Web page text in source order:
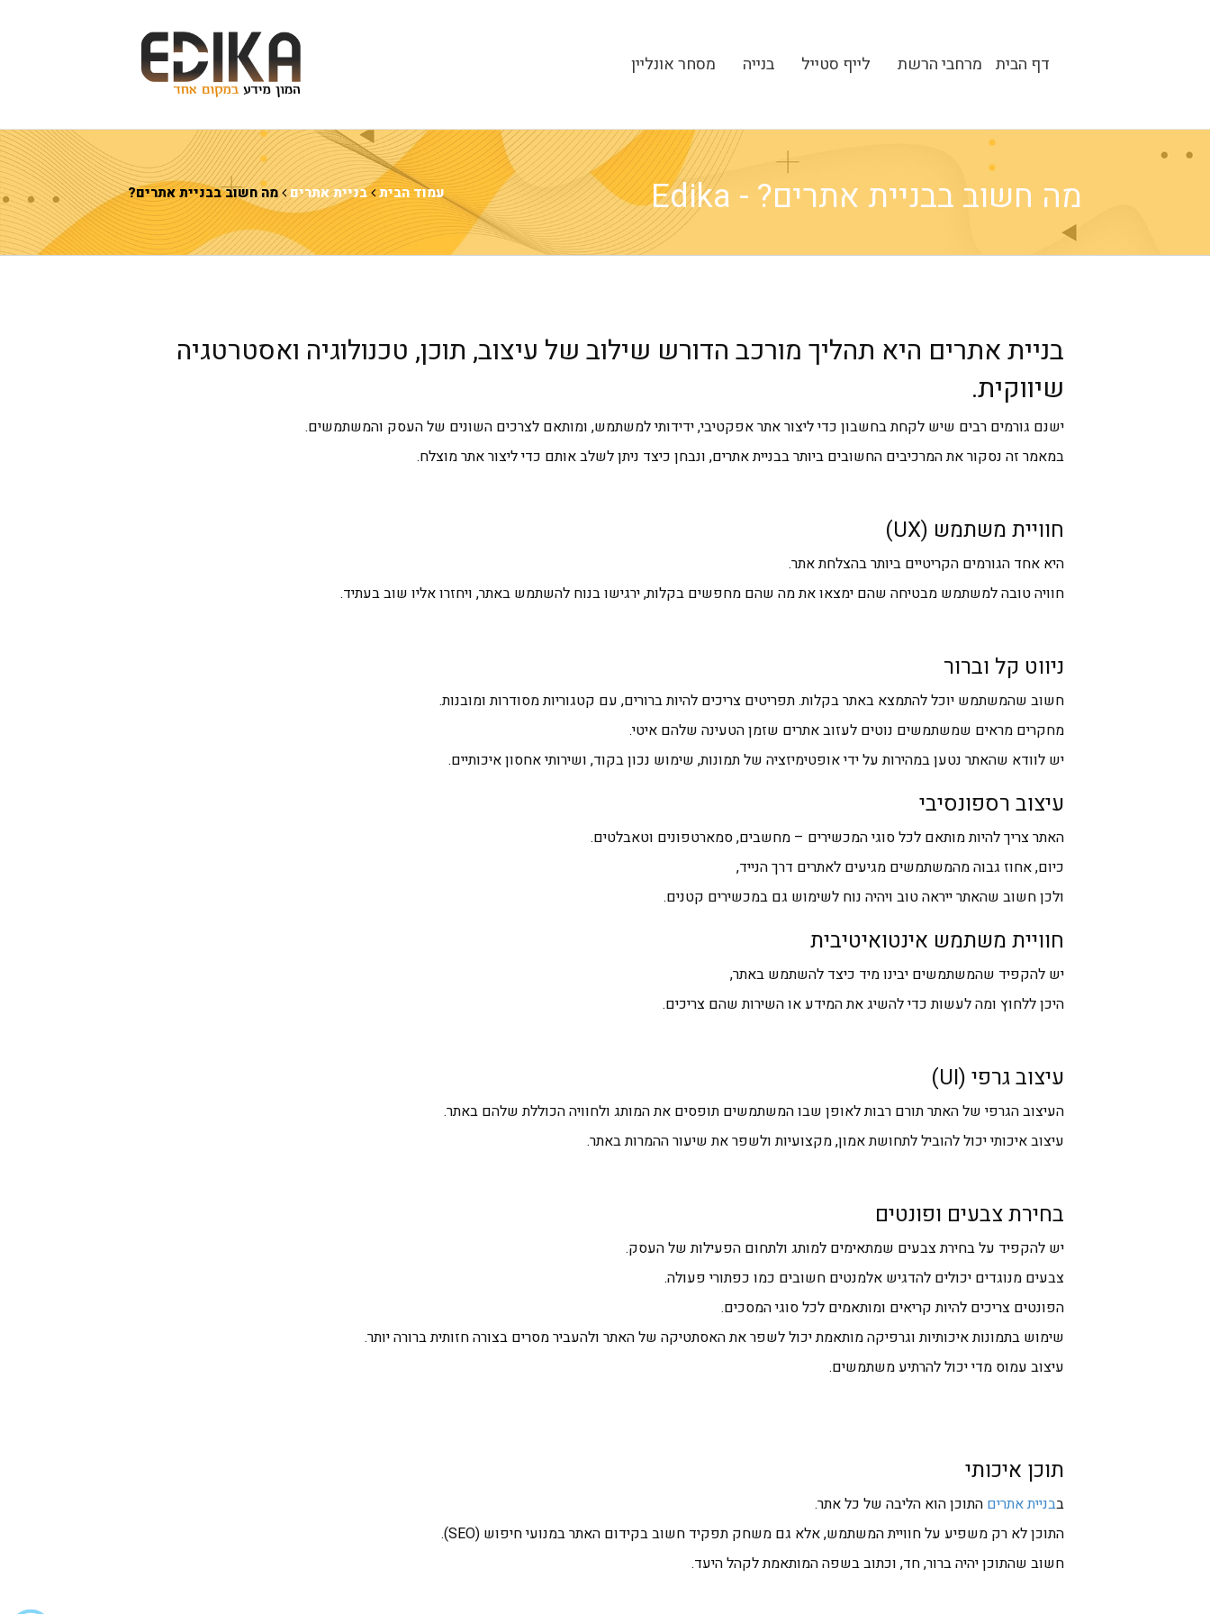
דף הבית מרחבי הרשת לייף סטייל בנייה מסחר אונליין
מה חשוב בבניית אתרים? - Edika עמוד הבית בניית אתרים מה חשוב בבניית אתרים?
בניית אתרים היא תהליך מורכב הדורש שילוב של עיצוב, תוכן, טכנולוגיה ואסטרטגיה
שיווקית.
ישנם גורמים רבים שיש לקחת בחשבון כדי ליצור אתר אפקטיבי, ידידותי למשתמש, ומותאם לצרכים השונים של העסק והמשתמשים.
במאמר זה נסקור את המרכיבים החשובים ביותר בבניית אתרים, ונבחן כיצד ניתן לשלב אותם כדי ליצור אתר מוצלח.
חוויית משתמש (UX)
היא אחד הגורמים הקריטיים ביותר בהצלחת אתר.
חוויה טובה למשתמש מבטיחה שהם ימצאו את מה שהם מחפשים בקלות, ירגישו בנוח להשתמש באתר, ויחזרו אליו שוב בעתיד.
ניווט קל וברור
חשוב שהמשתמש יוכל להתמצא באתר בקלות. תפריטים צריכים להיות ברורים, עם קטגוריות מסודרות ומובנות.
מחקרים מראים שמשתמשים נוטים לעזוב אתרים שזמן הטעינה שלהם איטי.
יש לוודא שהאתר נטען במהירות על ידי אופטימיזציה של תמונות, שימוש נכון בקוד, ושירותי אחסון איכותיים.
עיצוב רספונסיבי
האתר צריך להיות מותאם לכל סוגי המכשירים – מחשבים, סמארטפונים וטאבלטים.
כיום, אחוז גבוה מהמשתמשים מגיעים לאתרים דרך הנייד,
ולכן חשוב שהאתר ייראה טוב ויהיה נוח לשימוש גם במכשירים קטנים.
חוויית משתמש אינטואיטיבית
יש להקפיד שהמשתמשים יבינו מיד כיצד להשתמש באתר,
היכן ללחוץ ומה לעשות כדי להשיג את המידע או השירות שהם צריכים.
עיצוב גרפי (UI)
העיצוב הגרפי של האתר תורם רבות לאופן שבו המשתמשים תופסים את המותג ולחוויה הכוללת שלהם באתר.
עיצוב איכותי יכול להוביל לתחושת אמון, מקצועיות ולשפר את שיעור ההמרות באתר.
בחירת צבעים ופונטים
יש להקפיד על בחירת צבעים שמתאימים למותג ולתחום הפעילות של העסק.
צבעים מנוגדים יכולים להדגיש אלמנטים חשובים כמו כפתורי פעולה.
הפונטים צריכים להיות קריאים ומותאמים לכל סוגי המסכים.
שימוש בתמונות איכותיות וגרפיקה מותאמת יכול לשפר את האסתטיקה של האתר ולהעביר מסרים בצורה חזותית ברורה יותר.
עיצוב עמוס מדי יכול להרתיע משתמשים.
תוכן איכותי
בבניית אתרים התוכן הוא הליבה של כל אתר.
התוכן לא רק משפיע על חוויית המשתמש, אלא גם משחק תפקיד חשוב בקידום האתר במנועי חיפוש (SEO).
חשוב שהתוכן יהיה ברור, חד, וכתוב בשפה המותאמת לקהל היעד.